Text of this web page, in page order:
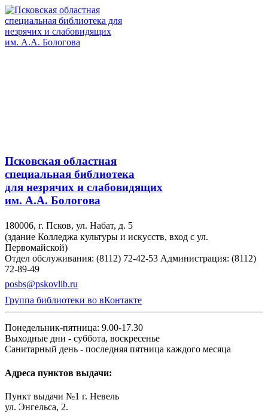
Псковская областная
специальная библиотека
для незрячих и слабовидящих
им. А.А. Бологова
180006, г. Псков, ул. Набат, д. 5
(здание Колледжа культуры и искусств, вход с ул.
Первомайской)
Отдел обслуживания: (8112) 72-42-53 Администрация: (8112)
72-89-49
posbs@pskovlib.ru
Группа библиотеки во вКонтакте
Понедельник-пятница: 9.00-17.30
Выходные дни - суббота, воскресенье
Санитарный день - последняя пятница каждого месяца
Адреса пунктов выдачи:
Пункт выдачи №1 г. Невель
ул. Энгельса, 2.